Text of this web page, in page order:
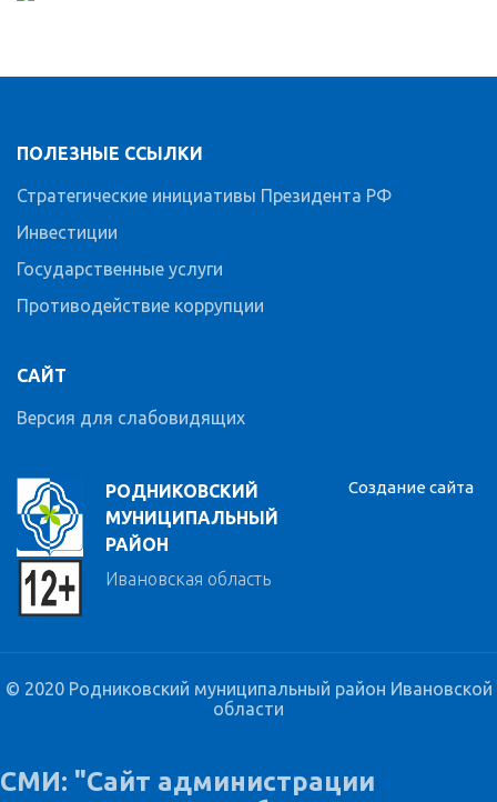
РОДНИКОВСКИЙ
МУНИЦИПАЛЬНЫЙ
РАЙОН
Ивановская область
ПОЛЕЗНЫЕ ССЫЛКИ
Стратегические инициативы Президента РФ
Инвестиции
Государственные услуги
Противодействие коррупции
САЙТ
Версия для слабовидящих
Создание сайта
© 2020 Родниковский муниципальный район Ивановской
области
СМИ: "Сайт администрации